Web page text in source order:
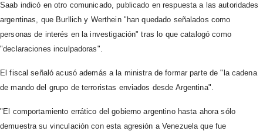
Saab indicó en otro comunicado, publicado en respuesta a las autoridades
argentinas, que Burllich y Werthein "han quedado señalados como
personas de interés en la investigación" tras lo que catalogó como
"declaraciones inculpadoras".
El fiscal señaló acusó además a la ministra de formar parte de "la cadena
de mando del grupo de terroristas enviados desde Argentina".
"El comportamiento errático del gobierno argentino hasta ahora sólo
demuestra su vinculación con esta agresión a Venezuela que fue